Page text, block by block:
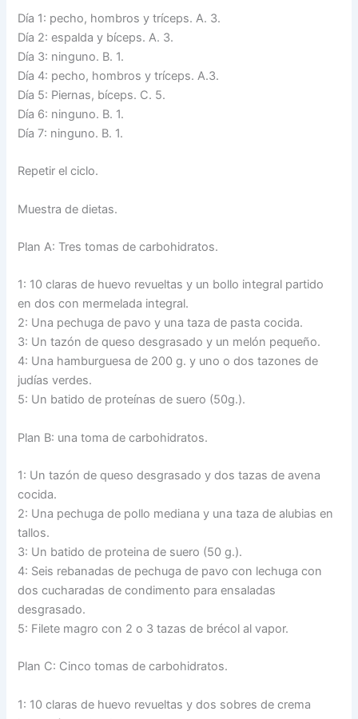
Día 1: pecho, hombros y tríceps. A. 3.
Día 2: espalda y bíceps. A. 3.
Día 3: ninguno. B. 1.
Día 4: pecho, hombros y tríceps. A.3.
Día 5: Piernas, bíceps. C. 5.
Día 6: ninguno. B. 1.
Día 7: ninguno. B. 1.
Repetir el ciclo.
Muestra de dietas.
Plan A: Tres tomas de carbohidratos.
1: 10 claras de huevo revueltas y un bollo integral partido
en dos con mermelada integral.
2: Una pechuga de pavo y una taza de pasta cocida.
3: Un tazón de queso desgrasado y un melón pequeño.
4: Una hamburguesa de 200 g. y uno o dos tazones de
judías verdes.
5: Un batido de proteínas de suero (50g.).
Plan B: una toma de carbohidratos.
1: Un tazón de queso desgrasado y dos tazas de avena
cocida.
2: Una pechuga de pollo mediana y una taza de alubias en
tallos.
3: Un batido de proteina de suero (50 g.).
4: Seis rebanadas de pechuga de pavo con lechuga con
dos cucharadas de condimento para ensaladas
desgrasado.
5: Filete magro con 2 o 3 tazas de brécol al vapor.
Plan C: Cinco tomas de carbohidratos.
1: 10 claras de huevo revueltas y dos sobres de crema